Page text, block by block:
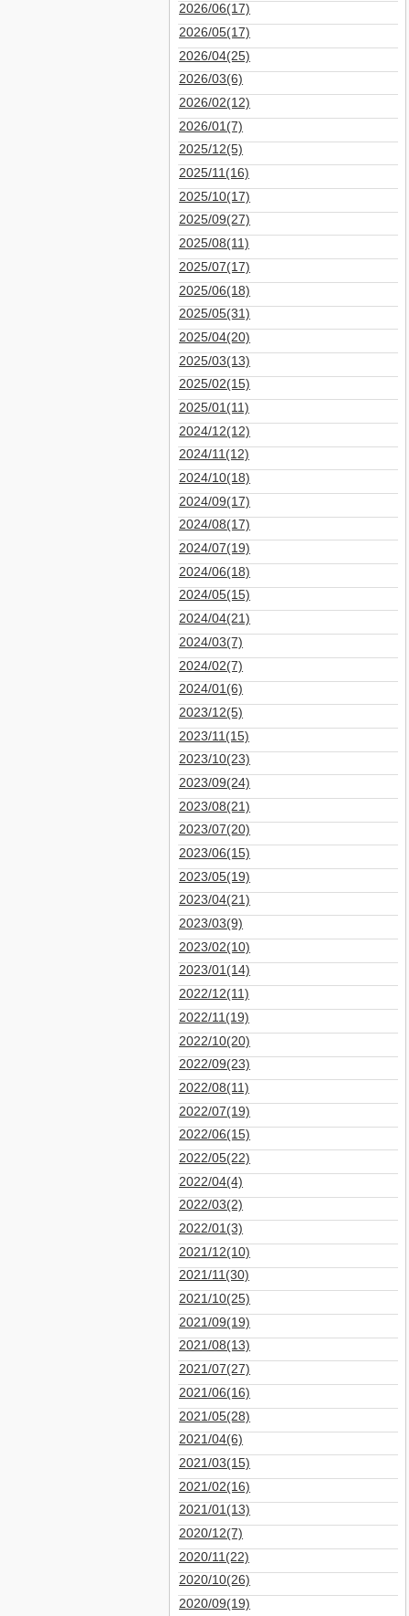
2026/06(17)
2026/05(17)
2026/04(25)
2026/03(6)
2026/02(12)
2026/01(7)
2025/12(5)
2025/11(16)
2025/10(17)
2025/09(27)
2025/08(11)
2025/07(17)
2025/06(18)
2025/05(31)
2025/04(20)
2025/03(13)
2025/02(15)
2025/01(11)
2024/12(12)
2024/11(12)
2024/10(18)
2024/09(17)
2024/08(17)
2024/07(19)
2024/06(18)
2024/05(15)
2024/04(21)
2024/03(7)
2024/02(7)
2024/01(6)
2023/12(5)
2023/11(15)
2023/10(23)
2023/09(24)
2023/08(21)
2023/07(20)
2023/06(15)
2023/05(19)
2023/04(21)
2023/03(9)
2023/02(10)
2023/01(14)
2022/12(11)
2022/11(19)
2022/10(20)
2022/09(23)
2022/08(11)
2022/07(19)
2022/06(15)
2022/05(22)
2022/04(4)
2022/03(2)
2022/01(3)
2021/12(10)
2021/11(30)
2021/10(25)
2021/09(19)
2021/08(13)
2021/07(27)
2021/06(16)
2021/05(28)
2021/04(6)
2021/03(15)
2021/02(16)
2021/01(13)
2020/12(7)
2020/11(22)
2020/10(26)
2020/09(19)